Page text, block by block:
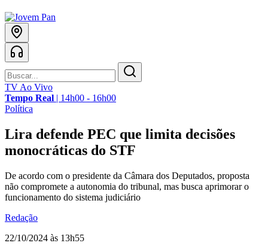
TV Ao Vivo
Tempo Real | 14h00 - 16h00
Política
Lira defende PEC que limita decisões
monocráticas do STF
De acordo com o presidente da Câmara dos Deputados, proposta
não compromete a autonomia do tribunal, mas busca aprimorar o
funcionamento do sistema judiciário
Redação
22/10/2024 às 13h55